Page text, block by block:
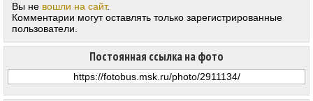
Постоянная ссылка на фото
Вы не вошли на сайт.
Комментарии могут оставлять только зарегистрированные
пользователи.